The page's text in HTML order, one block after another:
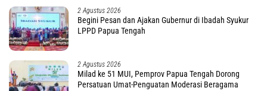
2 Agustus 2026
Begini Pesan dan Ajakan Gubernur di Ibadah Syukur
LPPD Papua Tengah
2 Agustus 2026
Milad ke 51 MUI, Pemprov Papua Tengah Dorong
Persatuan Umat-Penguatan Moderasi Beragama